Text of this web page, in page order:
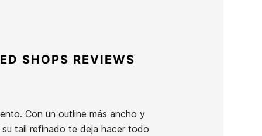
SHOPS REVIEWS
Con un outline más ancho y
tail refinado te deja hacer todo